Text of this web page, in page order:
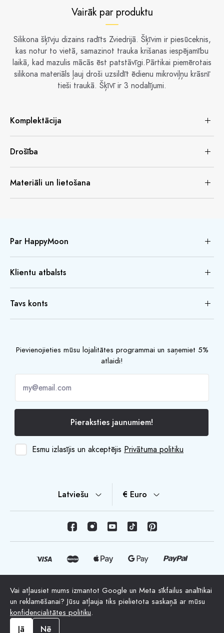
Vairāk par produktu
Silikona šķīvju dizains radīts Zviedrijā. Šķīvim ir piesūceknis,
kas notur to vietā, samazinot trauka krišanas iespējamību
laikā, kad mazulis mācās ēst patstāvīgi.Pārtikai piemērotais
silikona materiāls ļauj droši uzsildīt ēdienu mikroviļņu krāsnī
tieši traukā. Šķīvī ir 3 nodalījumi.
Komplektācija
Drošība
Materiāli un lietošana
Par HappyMoon
Klientu atbalsts
Tavs konts
Pievienojieties mūsu lojalitātes programmai un saņemiet 5%
atlaidi!
Pieraksties jaunumiem!
Esmu izlasījis un akceptējis Privātuma politiku
Latviešu € Euro
© Autortiesības 2026 HappyMoon, S.L.U. - happymoon.com
"HappyMoon®", "Peltes®" un visi uzņēmuma logotipi ir
HappyMoon, S.L. reģistrētas preču zīmes
Vai atļausiet mums izmantot Google un Meta sīkfailus analītikai
un reklamēšanai? Jūsu atļauja tiks pielietota saskaņā ar mūsu
konfidencialitātes politiku.
Jā Nē